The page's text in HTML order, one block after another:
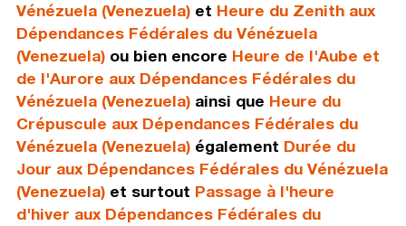
Vénézuela (Venezuela)et Heure du Zenith aux
Dépendances Fédérales du Vénézuela
(Venezuela)ou bien encore Heure de l'Aube et
de l'Aurore aux Dépendances Fédérales du
Vénézuela (Venezuela)ainsi que Heure du
Crépuscule aux Dépendances Fédérales du
Vénézuela (Venezuela)également Durée du
Jour aux Dépendances Fédérales du Vénézuela
(Venezuela)et surtout Passage à l'heure
d'hiver aux Dépendances Fédérales du